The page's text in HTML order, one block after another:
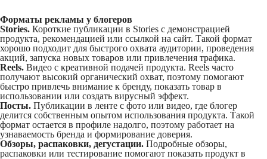
Форматы рекламы у блогеров
Stories. Короткие публикации в Stories с демонстрацией
продукта, рекомендацией или ссылкой на сайт. Такой формат
хорошо подходит для быстрого охвата аудитории, проведения
акций, запуска новых товаров или привлечения трафика.
Reels. Видео с креативной подачей продукта. Reels часто
получают высокий органический охват, поэтому помогают
быстро привлечь внимание к бренду, показать товар в
использовании или создать вирусный эффект.
Посты. Публикации в ленте с фото или видео, где блогер
делится собственным опытом использования продукта. Такой
формат остается в профиле надолго, поэтому работает на
узнаваемость бренда и формирование доверия.
Обзоры, распаковки, дегустации. Подробные обзоры,
распаковки или тестирование помогают показать продукт в